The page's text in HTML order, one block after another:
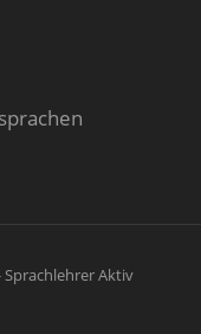
Sprachlehrer Aktiv